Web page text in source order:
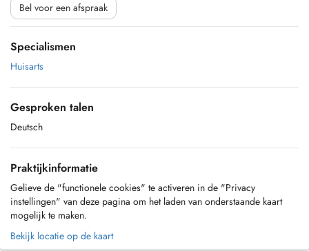
Bel voor een afspraak
Specialismen
Huisarts
Gesproken talen
Deutsch
Praktijkinformatie
Gelieve de "functionele cookies" te activeren in de "Privacy
instellingen" van deze pagina om het laden van onderstaande kaart
mogelijk te maken.
Bekijk locatie op de kaart